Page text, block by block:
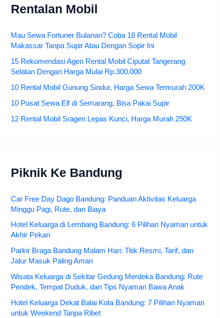
Rentalan Mobil
Mau Sewa Fortuner Bulanan? Coba 18 Rental Mobil
Makassar Tanpa Supir Atau Dengan Sopir Ini
15 Rekomendasi Agen Rental Mobil Ciputat Tangerang
Selatan Dengan Harga Mulai Rp.300.000
10 Rental Mobil Gunung Sindur, Harga Sewa Termurah 200K
10 Pusat Sewa Elf di Semarang, Bisa Pakai Supir
12 Rental Mobil Sragen Lepas Kunci, Harga Murah 250K
Piknik Ke Bandung
Car Free Day Dago Bandung: Panduan Aktivitas Keluarga
Minggu Pagi, Rute, dan Biaya
Hotel Keluarga di Lembang Bandung: 6 Pilihan Nyaman untuk
Akhir Pekan
Parkir Braga Bandung Malam Hari: Titik Resmi, Tarif, dan
Jalur Masuk Paling Aman
Wisata Keluarga di Sekitar Gedung Merdeka Bandung: Rute
Pendek, Tempat Duduk, dan Tips Nyaman Bawa Anak
Hotel Keluarga Dekat Balai Kota Bandung: 7 Pilihan Nyaman
untuk Weekend Tanpa Ribet